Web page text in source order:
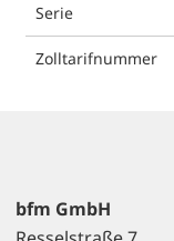
Serie
Zolltarifnummer
bfm GmbH